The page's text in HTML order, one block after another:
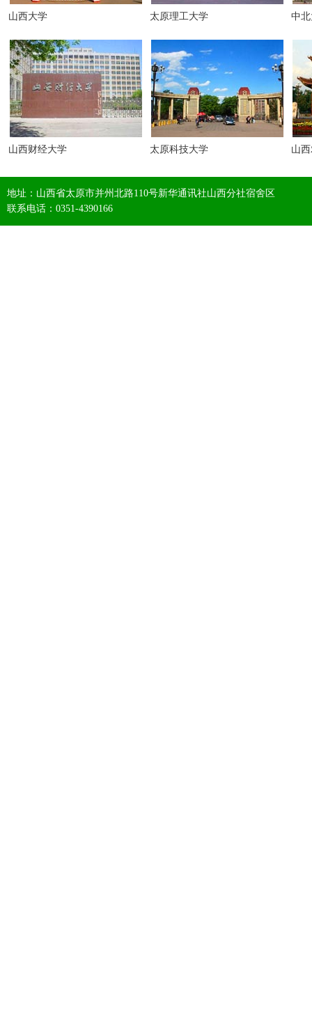
山西大学 太原理工大学 中
山西财经大学 太原科技大学 山
地址：山西省太原市并州北路110号新华通讯社山西分社宿舍区
联系电话：0351-4390166